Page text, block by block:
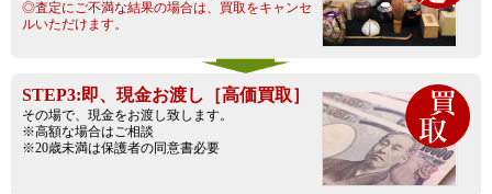
◎査定にご不満な結果の場合は、買取をキャンセ
ルいただけます。
STEP3:即、現金お渡し［高価買取］
その場で、現金をお渡し致します。
※高額な場合はご相談
※20歳未満は保護者の同意書必要